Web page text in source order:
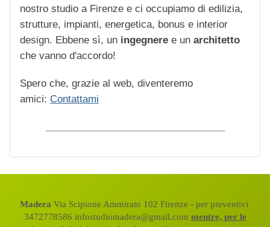
nostro studio a Firenze e ci occupiamo di edilizia,
strutture, impianti, energetica, bonus e interior
design. Ebbene sì, un ingegnere e un architetto
che vanno d'accordo!
Spero che, grazie al web, diventeremo
amici: Contattami
Madera Via Scipione Ammirato 102 Firenze - per preventivi
3472778586 infostudiomadera@gmail.com mentre, per le